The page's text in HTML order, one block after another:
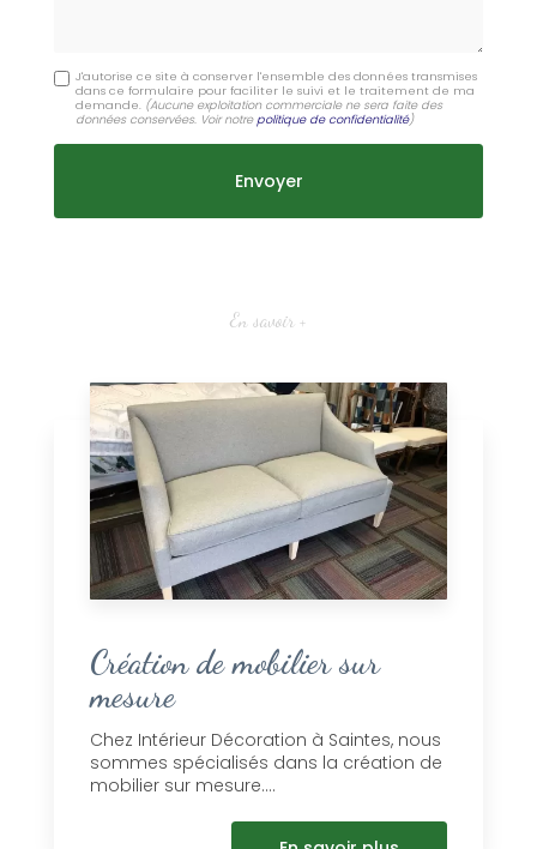
J'autorise ce site à conserver l'ensemble des données transmises
dans ce formulaire pour faciliter le suivi et le traitement de ma
demande. (Aucune exploitation commerciale ne sera faite des
données conservées. Voir notrepolitique de confidentialité)
En savoir +
Création de mobilier sur
mesure
Chez Intérieur Décoration à Saintes, nous
sommes spécialisés dans la création de
mobilier sur mesure....